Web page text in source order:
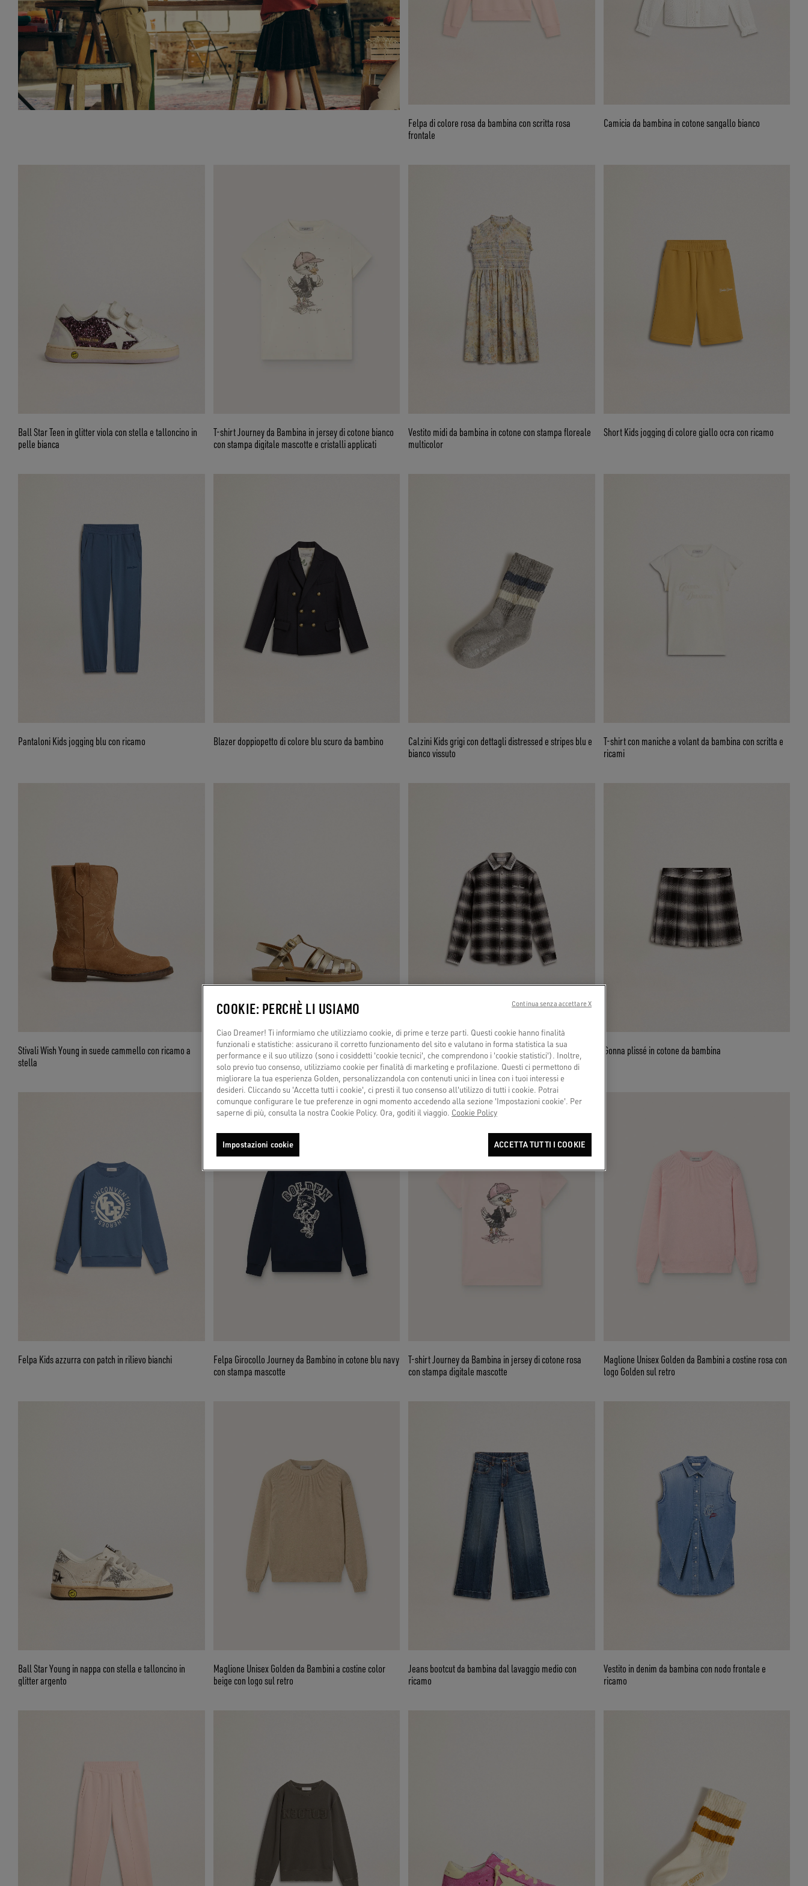
Felpa di colore rosa da bambina con scritta rosa
frontale
Camicia da bambina in cotone sangallo bianco
Ball Star Teen in glitter viola con stella e talloncino in
pelle bianca
T-shirt Journey da Bambina in jersey di cotone bianco
con stampa digitale mascotte e cristalli applicati
Vestito midi da bambina in cotone con stampa floreale
multicolor
Short Kids jogging di colore giallo ocra con ricamo
Pantaloni Kids jogging blu con ricamo Blazer doppiopetto di colore blu scuro da bambino
Calzini Kids grigi con dettagli distressed e stripes blu e
bianco vissuto
T-shirt con maniche a volant da bambina con scritta e
ricami
Stivali Wish Young in suede cammello con ricamo a
stella
Sandali Maxime Junior in pelle laminata dorata Camicia Kids a quadri bianca e nera con ricami bianchi Gonna plissé in cotone da bambina
Felpa Kids azzurra con patch in rilievo bianchi
Felpa Girocollo Journey da Bambino in cotone blu navy
con stampa mascotte
T-shirt Journey da Bambina in jersey di cotone rosa
con stampa digitale mascotte
Maglione Unisex Golden da Bambini a costine rosa con
logo Golden sul retro
Ball Star Young in nappa con stella e talloncino in
glitter argento
Maglione Unisex Golden da Bambini a costine color
beige con logo sul retro
Jeans bootcut da bambina dal lavaggio medio con
ricamo
Vestito in denim da bambina con nodo frontale e
ricamo
COOKIE: PERCHÈ LI USIAMO
Ciao Dreamer! Ti informiamo che utilizziamo cookie, di prime e terze parti. Questi cookie hanno finalità
funzionali e statistiche: assicurano il corretto funzionamento del sito e valutano in forma statistica la sua
performance e il suo utilizzo (sono i cosiddetti 'cookie tecnici', che comprendono i 'cookie statistici'). Inoltre,
solo previo tuo consenso, utilizziamo cookie per finalità di marketing e profilazione. Questi ci permettono di
migliorare la tua esperienza Golden, personalizzandola con contenuti unici in linea con i tuoi interessi e
desideri. Cliccando su 'Accetta tutti i cookie', ci presti il tuo consenso all'utilizzo di tutti i cookie. Potrai
comunque configurare le tue preferenze in ogni momento accedendo alla sezione 'Impostazioni cookie'. Per
saperne di più, consulta la nostra Cookie Policy. Ora, goditi il viaggio. Cookie Policy
Impostazioni cookie ACCETTA TUTTI I COOKIE
Continua senza accettare X